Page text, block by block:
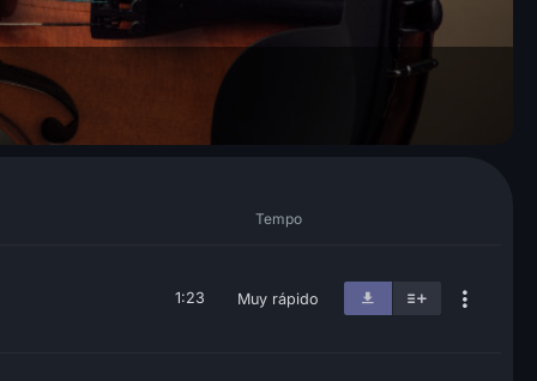
Tempo
1:23 Muy rápido